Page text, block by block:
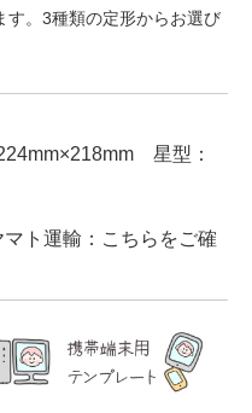
す。3種類の定形からお選び
星型：
ト運輸： こちらをご確